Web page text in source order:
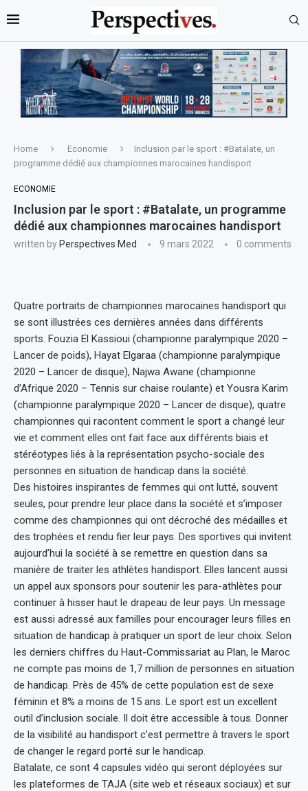
Home Economie
Inclusion par le sport : #Batalate, un
programme dédié aux championnes marocaines handisport
ECONOMIE
Inclusion par le sport : #Batalate, un programme
dédié aux championnes marocaines handisport
written by Perspectives Med 9 mars 2022 0 comments
Quatre portraits de championnes marocaines handisport qui
se sont illustrées ces dernières années dans différents
sports. Fouzia El Kassioui (championne paralympique 2020 –
Lancer de poids), Hayat Elgaraa (championne paralympique
2020 – Lancer de disque), Najwa Awane (championne
d’Afrique 2020 – Tennis sur chaise roulante) et Yousra Karim
(championne paralympique 2020 – Lancer de disque), quatre
championnes qui racontent comment le sport a changé leur
vie et comment elles ont fait face aux différents biais et
stéréotypes liés à la représentation psycho-sociale des
personnes en situation de handicap dans la société.
Des histoires inspirantes de femmes qui ont lutté, souvent
seules, pour prendre leur place dans la société et s’imposer
comme des championnes qui ont décroché des médailles et
des trophées et rendu fier leur pays. Des sportives qui invitent
aujourd’hui la société à se remettre en question dans sa
manière de traiter les athlètes handisport. Elles lancent aussi
un appel aux sponsors pour soutenir les para-athlètes pour
continuer à hisser haut le drapeau de leur pays. Un message
est aussi adressé aux familles pour encourager leurs filles en
situation de handicap à pratiquer un sport de leur choix. Selon
les derniers chiffres du Haut-Commissariat au Plan, le Maroc
ne compte pas moins de 1,7 million de personnes en situation
de handicap. Près de 45% de cette population est de sexe
féminin et 8% a moins de 15 ans. Le sport est un excellent
outil d’inclusion sociale. Il doit être accessible à tous. Donner
de la visibilité au handisport c’est permettre à travers le sport
de changer le regard porté sur le handicap.
Batalate, ce sont 4 capsules vidéo qui seront déployées sur
les plateformes de TAJA (site web et réseaux sociaux) et sur